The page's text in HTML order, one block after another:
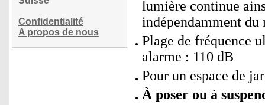
Confidentialité
A propos de nous
lumière continue
indépendamment du
Plage de fréquence
alarme : 110 dB
Pour un espace de
À poser ou à